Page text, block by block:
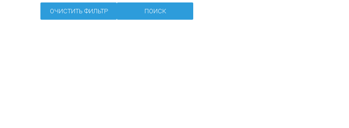
ОЧИСТИТЬ ФИЛЬТР ПОИСК